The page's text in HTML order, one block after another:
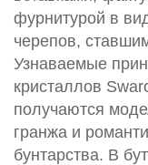
фурнитурой в
черепов,
Узнаваемые
кристаллов
получаются
гранжа и
бунтарства. В